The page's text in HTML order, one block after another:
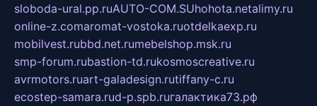
sloboda-ural.pp.ruAUTO-COM.SUhohota.netalimy.ru
online-z.comaromat-vostoka.ruotdelkaexp.ru
mobilvest.rubbd.net.rumebelshop.msk.ru
smp-forum.rubastion-td.rukosmoscreative.ru
avrmotors.ruart-galadesign.rutiffany-c.ru
ecostep-samara.rud-p.spb.ruгалактика73.рф